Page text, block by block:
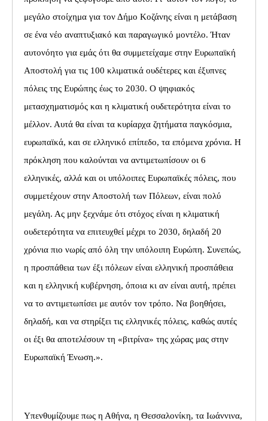
μεγάλο στοίχημα για τον Δήμο Κοζάνης είναι η μετάβαση
σε ένα νέο αναπτυξιακό και παραγωγικό μοντέλο. Ήταν
αυτονόητο για εμάς ότι θα συμμετείχαμε στην Ευρωπαϊκή
Αποστολή για τις 100 κλιματικά ουδέτερες και έξυπνες
πόλεις της Ευρώπης έως το 2030. Ο ψηφιακός
μετασχηματισμός και η κλιματική ουδετερότητα είναι το
μέλλον. Αυτά θα είναι τα κυρίαρχα ζητήματα παγκόσμια,
ευρωπαϊκά, και σε ελληνικό επίπεδο, τα επόμενα χρόνια. Η
πρόκληση που καλούνται να αντιμετωπίσουν οι 6
ελληνικές, αλλά και οι υπόλοιπες Ευρωπαϊκές πόλεις, που
συμμετέχουν στην Αποστολή των Πόλεων, είναι πολύ
μεγάλη. Ας μην ξεχνάμε ότι στόχος είναι η κλιματική
ουδετερότητα να επιτευχθεί μέχρι το 2030, δηλαδή 20
χρόνια πιο νωρίς από όλη την υπόλοιπη Ευρώπη. Συνεπώς,
η προσπάθεια των έξι πόλεων είναι ελληνική προσπάθεια
και η ελληνική κυβέρνηση, όποια κι αν είναι αυτή, πρέπει
να το αντιμετωπίσει με αυτόν τον τρόπο. Να βοηθήσει,
δηλαδή, και να στηρίξει τις ελληνικές πόλεις, καθώς αυτές
οι έξι θα αποτελέσουν τη «βιτρίνα» της χώρας μας στην
Ευρωπαϊκή Ένωση.».
Υπενθυμίζουμε πως η Αθήνα, η Θεσσαλονίκη, τα Ιωάννινα,